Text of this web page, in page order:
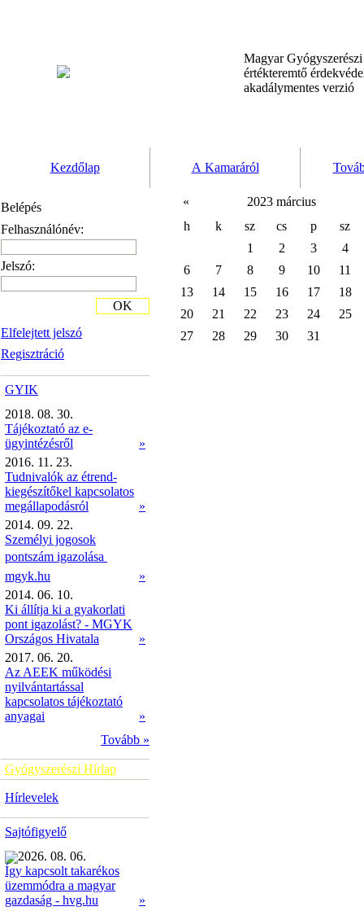
Magyar
értékteremtő
akadálymentes verzió
Kezdőlap A Kamaráról
Belépés
Felhasználónév:
Jelszó:
Elfelejtett jelszó
Regisztráció
OK
GYIK
2018. 08. 30.
Tájékoztató az e-
ügyintézésről
»
2016. 11. 23.
Tudnivalók az étrend-
kiegészítőkel kapcsolatos
megállapodásról
»
2014. 09. 22.
Személyi jogosok
pontszám igazolása 
mgyk.hu
»
2014. 06. 10.
Ki állítja ki a gyakorlati
pont igazolást? - MGYK
Országos Hivatala
»
2017. 06. 20.
Az AEEK működési
nyilvántartással
kapcsolatos tájékoztató
anyagai
»
Tovább »
Gyógyszerészi Hírlap
Hírlevelek
Sajtófigyelő
2026. 08. 06.
Így kapcsolt takarékos
üzemmódra a magyar
gazdaság - hvg.hu
»
«
2023 március
h
k sz cs p
sz
1
2 3
4
6
7 8 9 10
11
13
14 15 16 17
18
20
21 22 23 24
25
27
28 29 30 31